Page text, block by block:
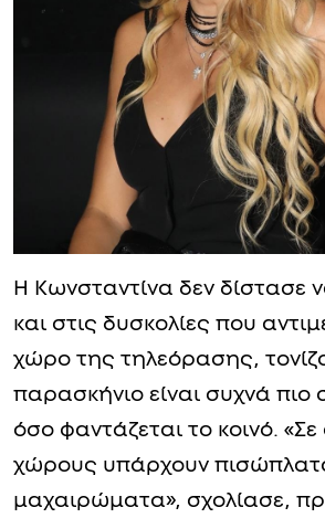
Η Κωνσταντίνα δεν δίστασε
και στις δυσκολίες που
χώρο της τηλεόρασης,
παρασκήνιο είναι συχνά πιο
όσο φαντάζεται το κοινό.
χώρους υπάρχουν
μαχαιρώματα», σχολίασε,